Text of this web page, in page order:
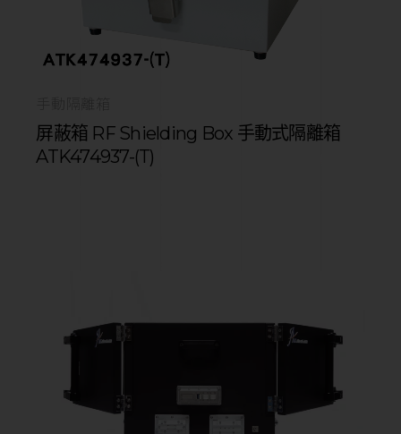
屏蔽箱 RF Shielding Box 手動式隔離箱
ATK474937-(T)